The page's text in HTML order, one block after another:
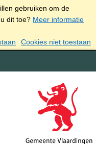
gebruiken om de
dit toe? Meer informatie
Cookies niet toestaan